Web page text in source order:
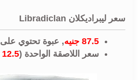
سعر ليبراديكلان Libradiclan
87.5 جنيه , عبوة تحتوي على 7 لاصقات.
سعر اللاصقة الواحدة (12.5 جنيه